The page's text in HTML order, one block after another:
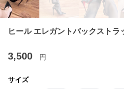
ヒール エレガントバックストラ
3,500 円
サイズ